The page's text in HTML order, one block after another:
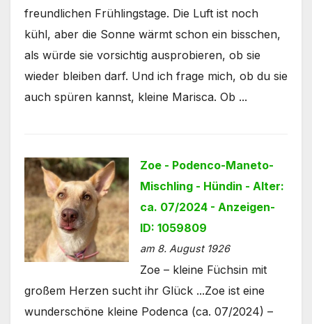
freundlichen Frühlingstage. Die Luft ist noch
kühl, aber die Sonne wärmt schon ein bisschen,
als würde sie vorsichtig ausprobieren, ob sie
wieder bleiben darf. Und ich frage mich, ob du sie
auch spüren kannst, kleine Marisca. Ob ...
Zoe - Podenco-Maneto-
Mischling - Hündin - Alter:
ca. 07/2024 - Anzeigen-
ID: 1059809
am 8. August 1926
Zoe – kleine Füchsin mit
großem Herzen sucht ihr Glück ...Zoe ist eine
wunderschöne kleine Podenca (ca. 07/2024) –